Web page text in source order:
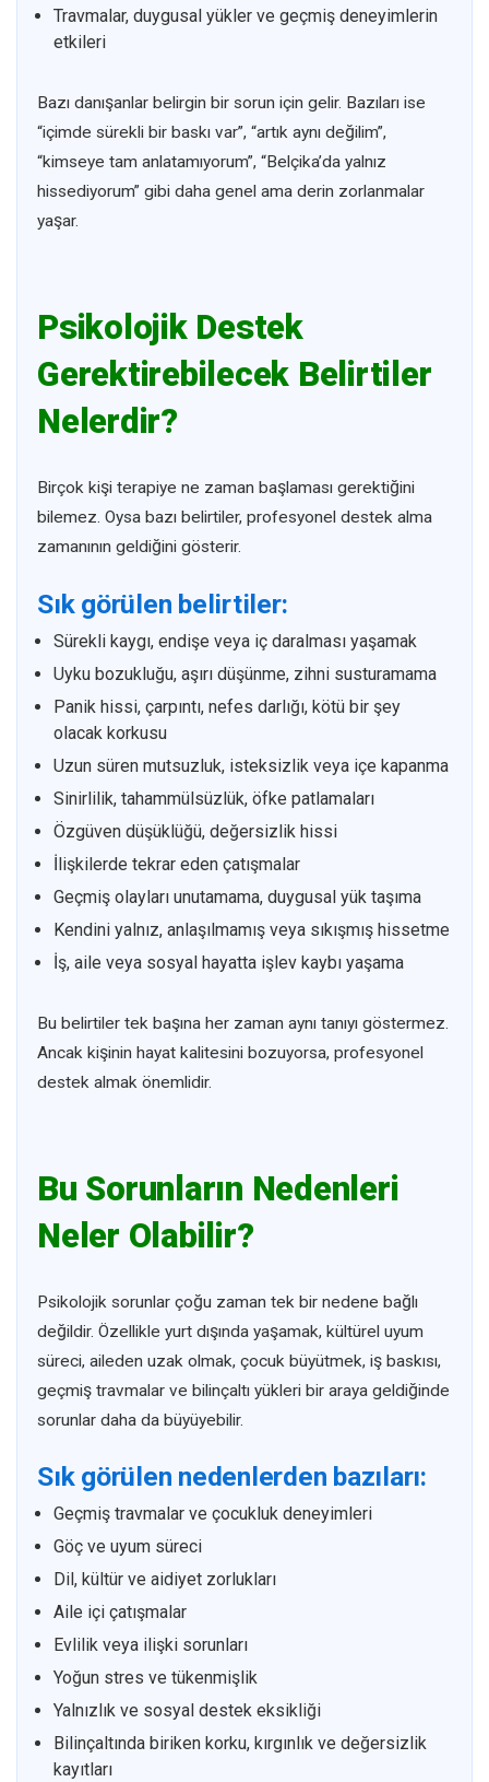
Travmalar, duygusal yükler ve geçmiş deneyimlerin
etkileri
Bazı danışanlar belirgin bir sorun için gelir. Bazıları ise
“içimde sürekli bir baskı var”, “artık aynı değilim”,
“kimseye tam anlatamıyorum”, “Belçika’da yalnız
hissediyorum” gibi daha genel ama derin zorlanmalar
yaşar.
Psikolojik Destek
Gerektirebilecek Belirtiler
Nelerdir?
Birçok kişi terapiye ne zaman başlaması gerektiğini
bilemez. Oysa bazı belirtiler, profesyonel destek alma
zamanının geldiğini gösterir.
Sık görülen belirtiler:
Sürekli kaygı, endişe veya iç daralması yaşamak
Uyku bozukluğu, aşırı düşünme, zihni susturamama
Panik hissi, çarpıntı, nefes darlığı, kötü bir şey
olacak korkusu
Uzun süren mutsuzluk, isteksizlik veya içe kapanma
Sinirlilik, tahammülsüzlük, öfke patlamaları
Özgüven düşüklüğü, değersizlik hissi
İlişkilerde tekrar eden çatışmalar
Geçmiş olayları unutamama, duygusal yük taşıma
Kendini yalnız, anlaşılmamış veya sıkışmış hissetme
İş, aile veya sosyal hayatta işlev kaybı yaşama
Bu belirtiler tek başına her zaman aynı tanıyı göstermez.
Ancak kişinin hayat kalitesini bozuyorsa, profesyonel
destek almak önemlidir.
Bu Sorunların Nedenleri
Neler Olabilir?
Psikolojik sorunlar çoğu zaman tek bir nedene bağlı
değildir. Özellikle yurt dışında yaşamak, kültürel uyum
süreci, aileden uzak olmak, çocuk büyütmek, iş baskısı,
geçmiş travmalar ve bilinçaltı yükleri bir araya geldiğinde
sorunlar daha da büyüyebilir.
Sık görülen nedenlerden bazıları:
Geçmiş travmalar ve çocukluk deneyimleri
Göç ve uyum süreci
Dil, kültür ve aidiyet zorlukları
Aile içi çatışmalar
Evlilik veya ilişki sorunları
Yoğun stres ve tükenmişlik
Yalnızlık ve sosyal destek eksikliği
Bilinçaltında biriken korku, kırgınlık ve değersizlik
kayıtları